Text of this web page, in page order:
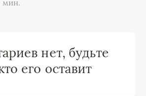
мин.
нет, будьте
его оставит